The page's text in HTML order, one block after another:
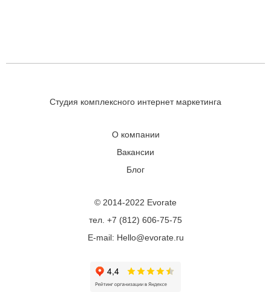
Студия комплексного интернет маркетинга
О компании
Вакансии
Блог
© 2014-2022 Evorate
тел. +7 (812) 606-75-75
E-mail: Hello@evorate.ru